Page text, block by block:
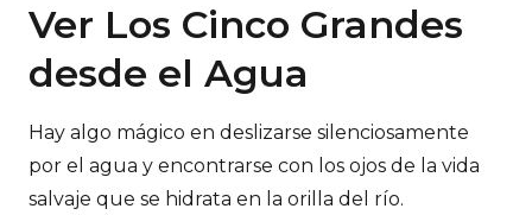
Ver Los Cinco Grandes
desde el Agua
Hay algo mágico en deslizarse silenciosamente
por el agua y encontrarse con los ojos de la vida
salvaje que se hidrata en la orilla del río.